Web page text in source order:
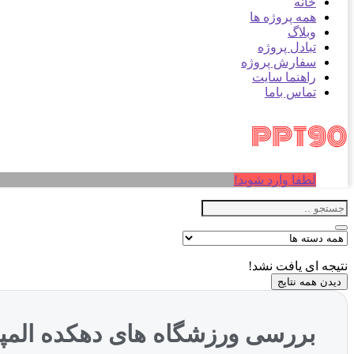
همه پروژه ها
وبلاگ
تبادل پروژه
سفارش پروژه
راهنما سایت
تماس باما
لطفا وارد شوید!
نتیجه ای یافت نشد!
دیدن همه نتایج
بررسی ورزشگاه های دهکده